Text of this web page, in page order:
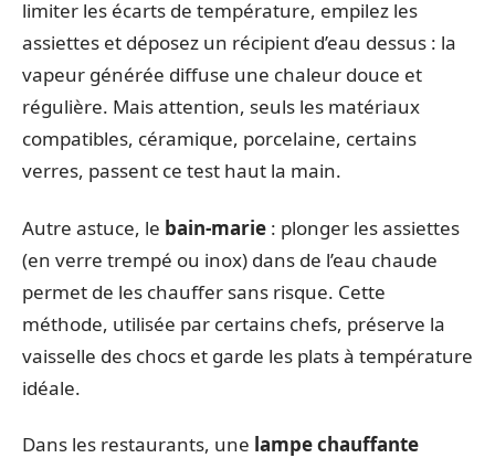
limiter les écarts de température, empilez les
assiettes et déposez un récipient d’eau dessus : la
vapeur générée diffuse une chaleur douce et
régulière. Mais attention, seuls les matériaux
compatibles, céramique, porcelaine, certains
verres, passent ce test haut la main.
Autre astuce, le bain-marie : plonger les assiettes
(en verre trempé ou inox) dans de l’eau chaude
permet de les chauffer sans risque. Cette
méthode, utilisée par certains chefs, préserve la
vaisselle des chocs et garde les plats à température
idéale.
Dans les restaurants, une lampe chauffante